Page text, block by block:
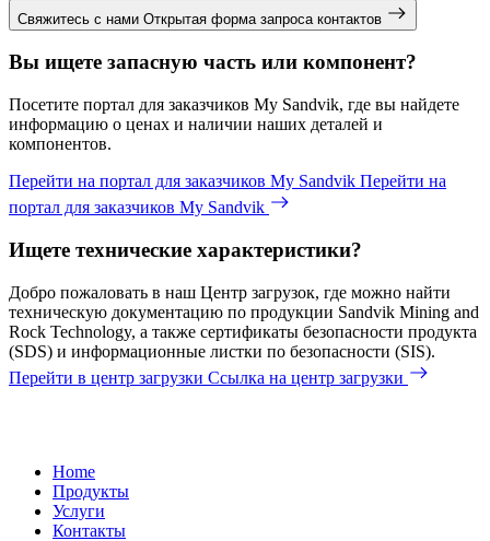
Свяжитесь с нами Открытая форма запроса контактов
Вы ищете запасную часть или компонент?
Посетите портал для заказчиков My Sandvik, где вы найдете
информацию о ценах и наличии наших деталей и
компонентов.
Перейти на портал для заказчиков My Sandvik Перейти на
портал для заказчиков My Sandvik
Ищете технические характеристики?
Добро пожаловать в наш Центр загрузок, где можно найти
техническую документацию по продукции Sandvik Mining and
Rock Technology, а также сертификаты безопасности продукта
(SDS) и информационные листки по безопасности (SIS).
Перейти в центр загрузки Ссылка на центр загрузки
Home
Продукты
Услуги
Контакты